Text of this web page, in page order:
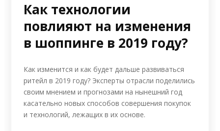
Как технологии
повлияют на изменения
в шоппинге в 2019 году?
Как изменится и как будет дальше развиваться
ритейл в 2019 году? Эксперты отрасли поделились
своим мнением и прогнозами на нынешний год
касательно новых способов совершения покупок
и технологий, лежащих в их основе.